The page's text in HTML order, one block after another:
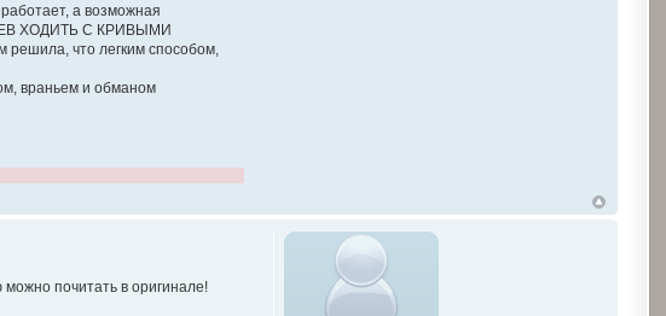
а возможная
ХОДИТЬ С КРИВЫМИ
что легким способом,
враньем и обманом
почитать в оригинале!